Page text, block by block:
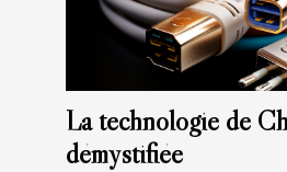
La technologie de
démystifiée